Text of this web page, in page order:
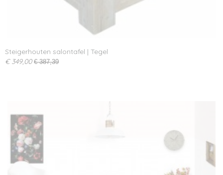
Steigerhouten salontafel | Tegel
€ 349,00 € 387,39